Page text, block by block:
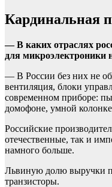
Кардинальная
— В каких отраслях
для микроэлектроники
— В России без них не
вентиляция, блоки
современном приборе:
домофоне, умной
Российские
отечественные, так и
намного больше.
Львиную долю выручки
транзисторы.